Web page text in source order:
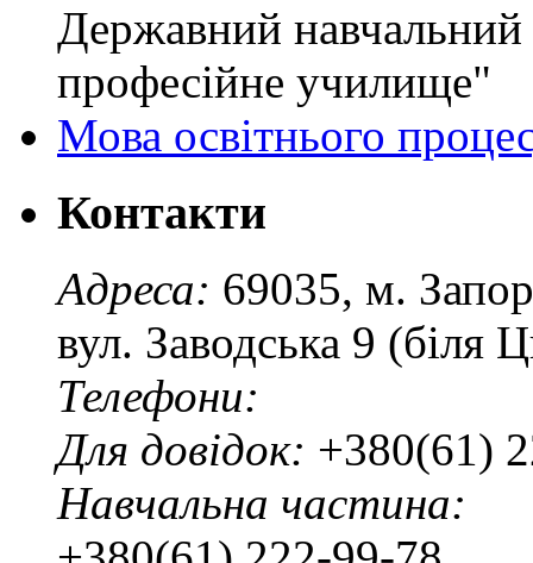
Державний навчальний
професійне училище"
Мова освітнього
Контакти
Адреса: 69035, м.
вул. Заводська 9 (біля
Телефони:
Для довідок: +380(61)
Навчальна частина: